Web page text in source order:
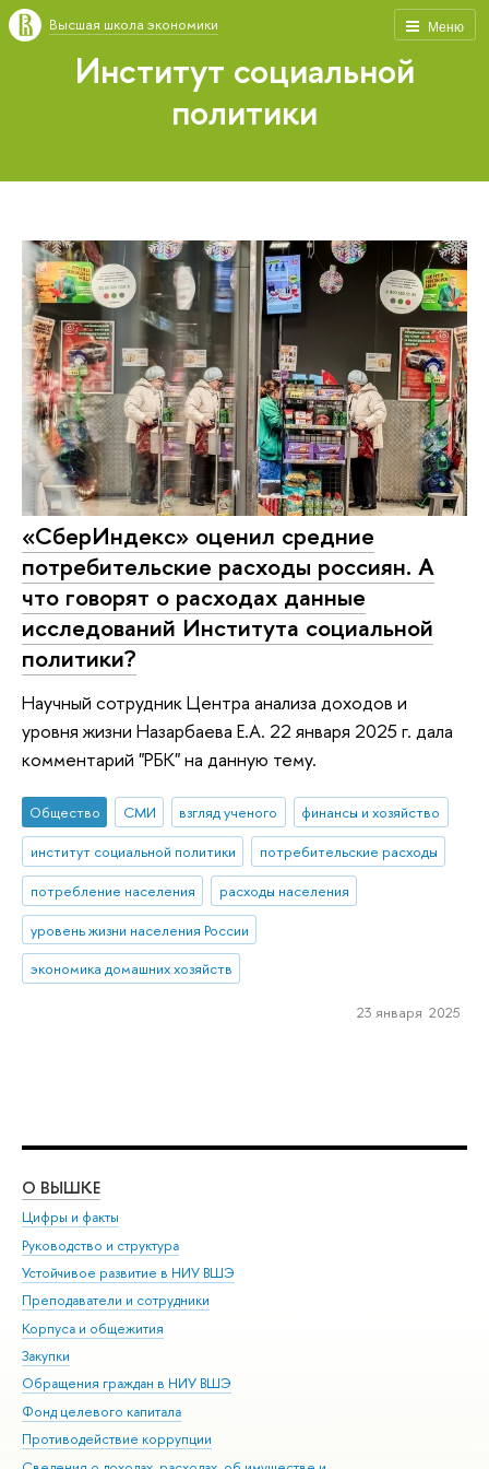
Меню
Высшая школа экономики
Институт социальной
политики
«СберИндекс» оценил средние
потребительские расходы россиян. А
что говорят о расходах данные
исследований Института социальной
политики?
Научный сотрудник Центра анализа доходов и
уровня жизни Назарбаева Е.А. 22 января 2025 г. дала
комментарий "РБК" на данную тему.
Общество СМИ взгляд ученого
финансы и хозяйство
институт социальной политики
потребительские расходы
потребление населения
расходы населения
уровень жизни населения России
экономика домашних хозяйств
23 января 2025
О ВЫШКЕ
Цифры и факты
Руководство и структура
Устойчивое развитие в НИУ ВШЭ
Преподаватели и сотрудники
Корпуса и общежития
Закупки
Обращения граждан в НИУ ВШЭ
Фонд целевого капитала
Противодействие коррупции